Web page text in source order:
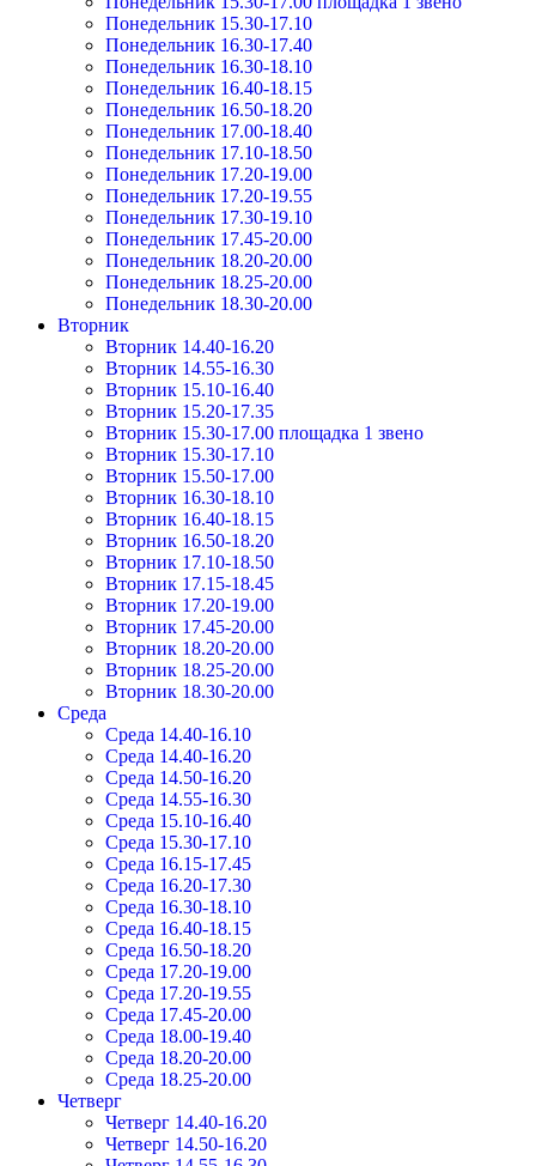
Понедельник 15.30-17.10
Понедельник 16.30-17.40
Понедельник 16.30-18.10
Понедельник 16.40-18.15
Понедельник 16.50-18.20
Понедельник 17.00-18.40
Понедельник 17.10-18.50
Понедельник 17.20-19.00
Понедельник 17.20-19.55
Понедельник 17.30-19.10
Понедельник 17.45-20.00
Понедельник 18.20-20.00
Понедельник 18.25-20.00
Понедельник 18.30-20.00
Вторник
Вторник 14.40-16.20
Вторник 14.55-16.30
Вторник 15.10-16.40
Вторник 15.20-17.35
Вторник 15.30-17.00 площадка 1 звено
Вторник 15.30-17.10
Вторник 15.50-17.00
Вторник 16.30-18.10
Вторник 16.40-18.15
Вторник 16.50-18.20
Вторник 17.10-18.50
Вторник 17.15-18.45
Вторник 17.20-19.00
Вторник 17.45-20.00
Вторник 18.20-20.00
Вторник 18.25-20.00
Вторник 18.30-20.00
Среда
Среда 14.40-16.10
Среда 14.40-16.20
Среда 14.50-16.20
Среда 14.55-16.30
Среда 15.10-16.40
Среда 15.30-17.10
Среда 16.15-17.45
Среда 16.20-17.30
Среда 16.30-18.10
Среда 16.40-18.15
Среда 16.50-18.20
Среда 17.20-19.00
Среда 17.20-19.55
Среда 17.45-20.00
Среда 18.00-19.40
Среда 18.20-20.00
Среда 18.25-20.00
Четверг
Четверг 14.40-16.20
Четверг 14.50-16.20